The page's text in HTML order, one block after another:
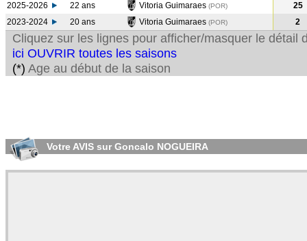
2025-2026 22 ans Vitoria Guimaraes (POR)
25
2023-2024
20 ans Vitoria Guimaraes (POR) 2
Cliquez sur les lignes pour afficher/masquer le détail
ici OUVRIR toutes les saisons
(*) Age au début de la saison
Votre AVIS sur Goncalo NOGUEIRA